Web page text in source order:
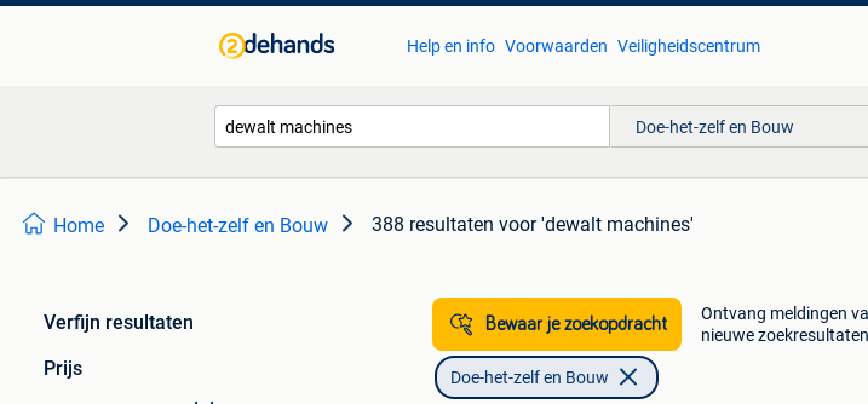
Help en info Voorwaarden Veiligheidscentrum
Doe-het-zelf en Bouw
Home Doe-het-zelf en Bouw 388 resultaten voor 'dewalt machines'
Verfijn resultaten
Prijs
Bewaar je zoekopdracht
Ontvang meldingen
nieuwe zoekresultaten
Doe-het-zelf en Bouw